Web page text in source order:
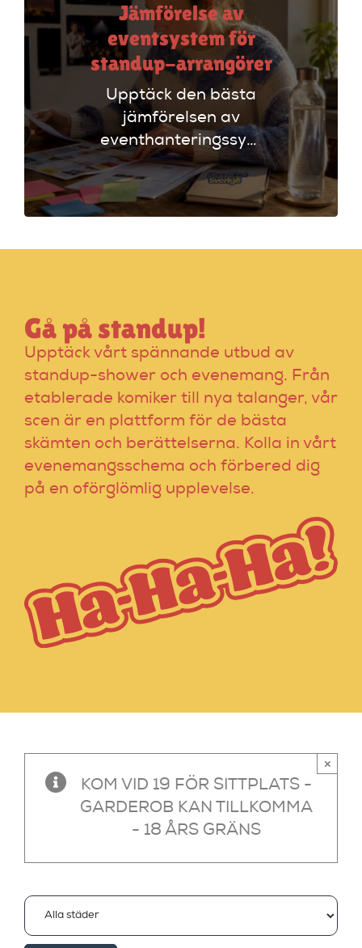
Jämförelse av
eventsystem för
standup-arrangörer
Upptäck den bästa
jämförelsen av
eventhanteringssystem
för standup-
arrangörer. Få
insikter om
evenemangskalender
Gå på standup!
Upptäck vårt spännande utbud av
standup-shower och evenemang. Från
etablerade komiker till nya talanger, vår
scen är en plattform för de bästa
skämten och berättelserna. Kolla in vårt
evenemangsschema och förbered dig
på en oförglömlig upplevelse.
KOM VID 19 FÖR SITTPLATS -
GARDEROB KAN TILLKOMMA
- 18 ÅRS GRÄNS
×